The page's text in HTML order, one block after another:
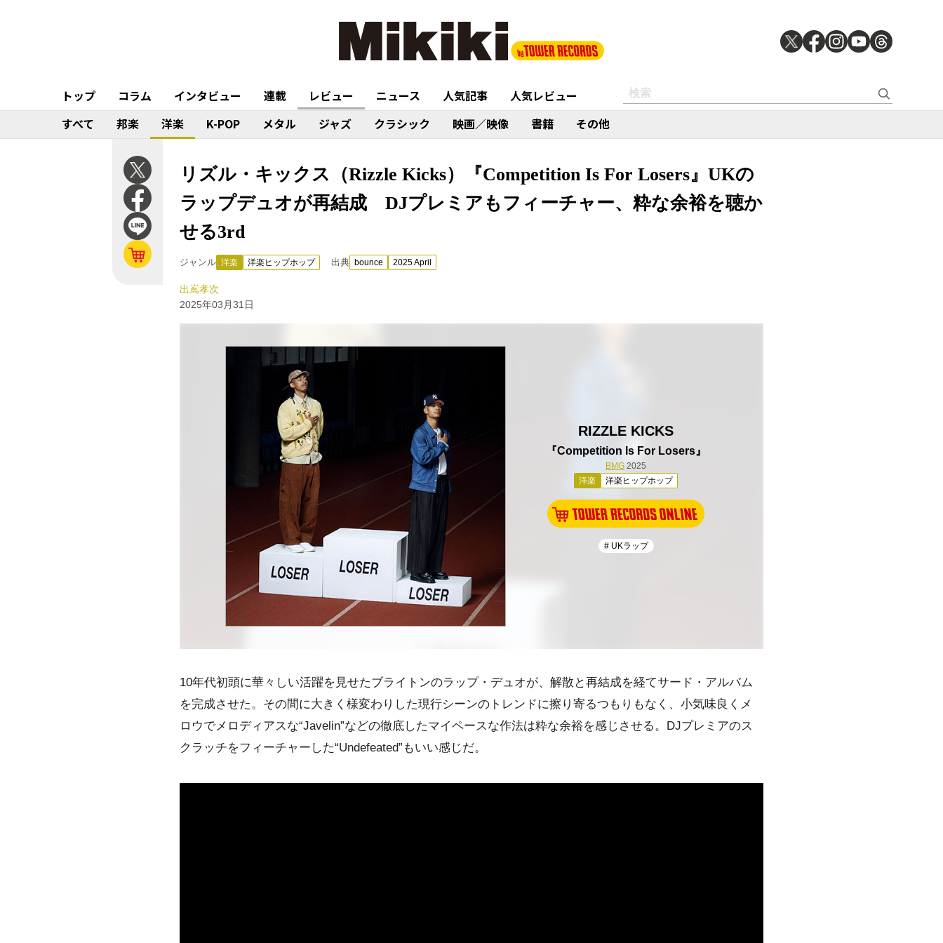
トップ コラム インタビュー 連載 レビュー ニュース 人気記事
人気レビュー
すべて
邦楽 洋楽 K-POP メタル ジャズ クラシック 映画／映像 書籍 その他
リズル・キックス（Rizzle Kicks）『Competition Is For Losers』UKの
ラップデュオが再結成 DJプレミアもフィーチャー、粋な余裕を聴か
せる3rd
ジャンル 洋楽 洋楽ヒップホップ 出典 bounce 2025 April
出嶌孝次
2025年03月31日
RIZZLE KICKS
『Competition Is For Losers』
BMG 2025
洋楽
洋楽ヒップホップ
# UKラップ
10年代初頭に華々しい活躍を見せたブライトンのラップ・デュオが、解散と再結成を経てサード・アルバム
を完成させた。その間に大きく様変わりした現行シーンのトレンドに擦り寄るつもりもなく、小気味良くメ
ロウでメロディアスな“Javelin”などの徹底したマイペースな作法は粋な余裕を感じさせる。DJプレミアのス
クラッチをフィーチャーした“Undefeated”もいい感じだ。